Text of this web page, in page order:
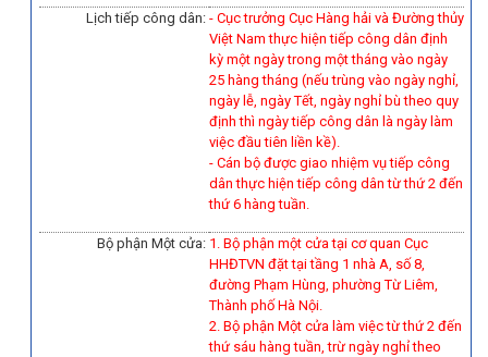
Lịch tiếp công dân: - Cục trưởng Cục Hàng hải và Đường thủy
Việt Nam thực hiện tiếp công dân định
kỳ một ngày trong một tháng vào ngày
25 hàng tháng (nếu trùng vào ngày nghỉ,
ngày lễ, ngày Tết, ngày nghỉ bù theo quy
định thì ngày tiếp công dân là ngày làm
việc đầu tiên liền kề).
- Cán bộ được giao nhiệm vụ tiếp công
dân thực hiện tiếp công dân từ thứ 2 đến
thứ 6 hàng tuần.
Bộ phận Một cửa: 1. Bộ phận một cửa tại cơ quan Cục
HHĐTVN đặt tại tầng 1 nhà A, số 8,
đường Phạm Hùng, phường Từ Liêm,
Thành phố Hà Nội.
2. Bộ phận Một cửa làm việc từ thứ 2 đến
thứ sáu hàng tuần, trừ ngày nghỉ theo